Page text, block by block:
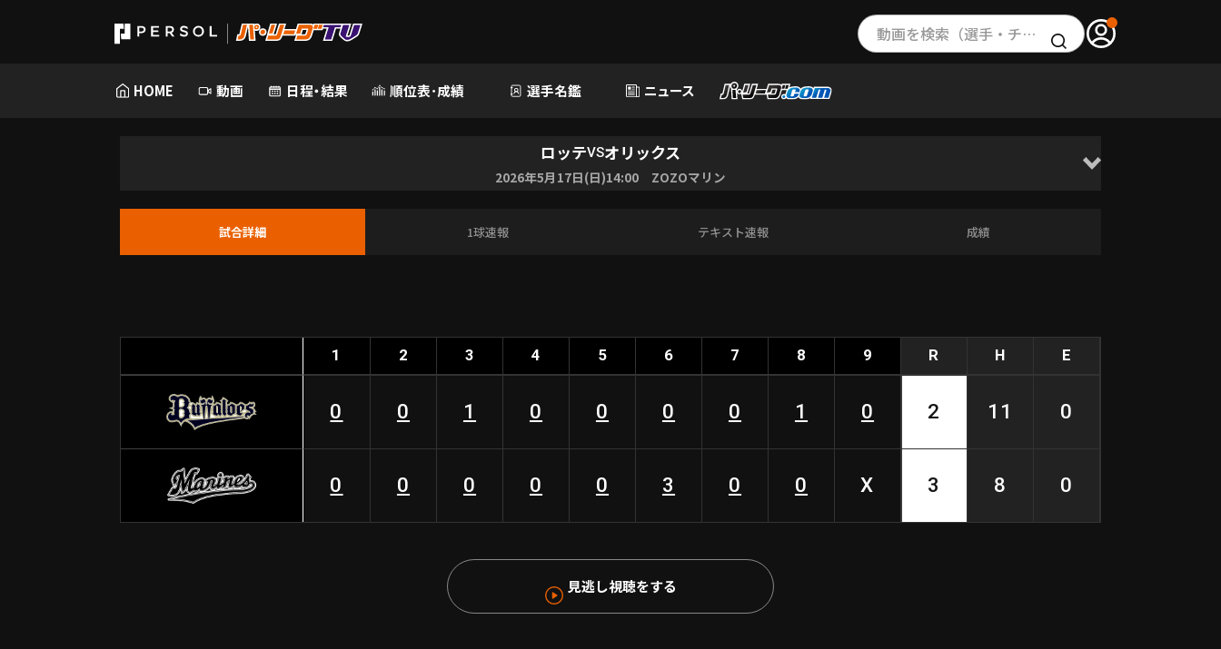
動画を検索（選手・チーム・プレー内容…）
HOME 動画 日程・結果 順位表･成績 選手名鑑 ニュース
ロッテVSオリックス
2026年5月17日(日)14:00 ZOZOマリン
試合詳細 1球速報 テキスト速報 成績
1 2 3 4 5 6 7 8 9 R H E
0 0 1 0 0 0 0 1 0 2 11 0
0 0 0 0 0 3 0 0 X 3 8 0
見逃し視聴をする